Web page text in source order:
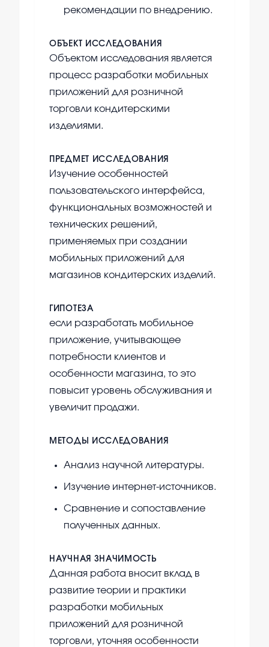
рекомендации по внедрению.
ОБЪЕКТ ИССЛЕДОВАНИЯ
Объектом исследования является
процесс разработки мобильных
приложений для розничной
торговли кондитерскими
изделиями.
ПРЕДМЕТ ИССЛЕДОВАНИЯ
Изучение особенностей
пользовательского интерфейса,
функциональных возможностей и
технических решений,
применяемых при создании
мобильных приложений для
магазинов кондитерских изделий.
ГИПОТЕЗА
если разработать мобильное
приложение, учитывающее
потребности клиентов и
особенности магазина, то это
повысит уровень обслуживания и
увеличит продажи.
МЕТОДЫ ИССЛЕДОВАНИЯ
Анализ научной литературы.
Изучение интернет-источников.
Сравнение и сопоставление
полученных данных.
НАУЧНАЯ ЗНАЧИМОСТЬ
Данная работа вносит вклад в
развитие теории и практики
разработки мобильных
приложений для розничной
торговли, уточняя особенности